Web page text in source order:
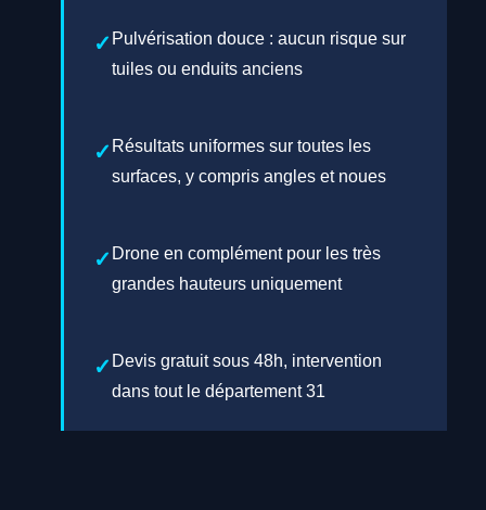
Pulvérisation douce : aucun risque sur
tuiles ou enduits anciens
Résultats uniformes sur toutes les
surfaces, y compris angles et noues
Drone en complément pour les très
grandes hauteurs uniquement
Devis gratuit sous 48h, intervention
dans tout le département 31